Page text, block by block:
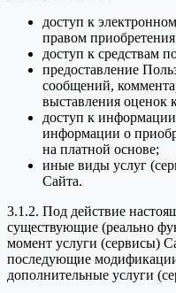
доступ к
правом
доступ к средствам
предоставление
сообщений,
выставления оценок
доступ к
информации о
на платной основе;
иные виды услуг
Сайта.
3.1.2. Под действие
существующие (реально
момент услуги (сервисы)
последующие
дополнительные услуги